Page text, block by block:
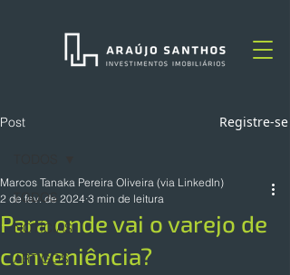
Post Registre-se
TODOS
NOTÍCIAS
ARTIGOS
Para onde vai o varejo de
conveniência?
Marcos Tanaka Pereira Oliveira (via LinkedIn)
2 de fev. de 2024 3 min de leitura